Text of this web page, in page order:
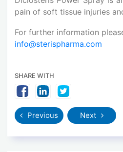
pain of soft tissue injuries
For further information
info@sterispharma.com
SHARE WITH
Previous Next